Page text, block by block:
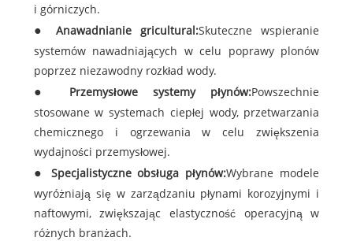
i górniczych.
Anawadnianie gricultural:Skuteczne wspieranie
systemów nawadniających w celu poprawy plonów
poprzez niezawodny rozkład wody.
Przemysłowe systemy płynów:Powszechnie
stosowane w systemach ciepłej wody, przetwarzania
chemicznego i ogrzewania w celu zwiększenia
wydajności przemysłowej.
Specjalistyczne obsługa płynów:Wybrane modele
wyróżniają się w zarządzaniu płynami korozyjnymi i
naftowymi, zwiększając elastyczność operacyjną w
różnych branżach.